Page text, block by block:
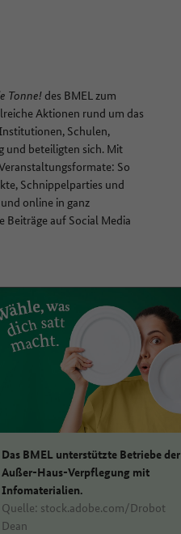
Tonne!des BMEL zum
Aktionen rund um das
Schulen,
und beteiligten sich. Mit
So
Schnippelparties und
online in ganz
auf Social Media
Das BMEL unterstützte Betriebe der
Außer-Haus-Verpflegung mit
Infomaterialien.
Quelle: stock.adobe.com/Drobot
Dean